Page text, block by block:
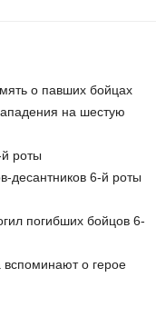
о павших бойцах
на шестую
й роты
десантников 6-й роты
погибших бойцов 6-
о герое